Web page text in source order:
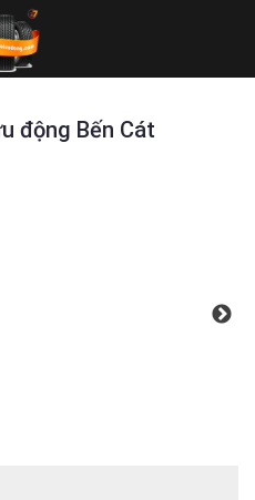
động Bến Cát